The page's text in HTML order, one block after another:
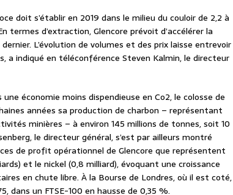
doit s’établir en 2019 dans le milieu du couloir de 2,2 à
termes d’extraction, Glencore prévoit d’accélérer la
L’évolution de volumes et des prix laisse entrevoir
a indiqué en téléconférence Steven Kalmin, le directeur
économie moins dispendieuse en Co2, le colosse de
années sa production de charbon – représentant
minières – à environ 145 millions de tonnes, soit 10
le directeur général, s’est par ailleurs montré
de profit opérationnel de Glencore que représentent
et le nickel (0,8 milliard), évoquant une croissance
en chute libre. À la Bourse de Londres, où il est coté,
dans un FTSE-100 en hausse de 0,35 %.